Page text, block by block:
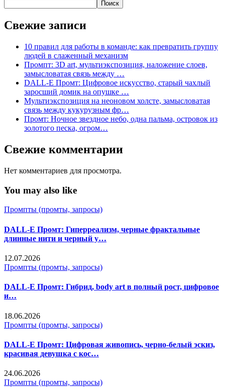
Поиск
Свежие записи
10 правил для работы в команде: как превратить группу
людей в слаженный механизм
Промпт: 3D art, мультиэкспозиция, наложение слоев,
замысловатая связь между …
DALL-E Промт: Цифровое искусство, старый чахлый
заросший домик на опушке …
Мультиэкспозиция на неоновом холсте, замысловатая
связь между кукурузным фр…
Промт: Ночное звездное небо, одна пальма, островок из
золотого песка, огром…
Свежие комментарии
Нет комментариев для просмотра.
You may also like
Промпты (промты, запросы)
DALL-E Промт: Гиперреализм, черные фрактальные
длинные нити и черный у…
12.07.2026
Промпты (промты, запросы)
DALL-E Промт: Гибрид, body art в полный рост, цифровое
и…
18.06.2026
Промпты (промты, запросы)
DALL-E Промт: Цифровая живопись, черно-белый эскиз,
красивая девушка с кос…
24.06.2026
Промпты (промты, запросы)